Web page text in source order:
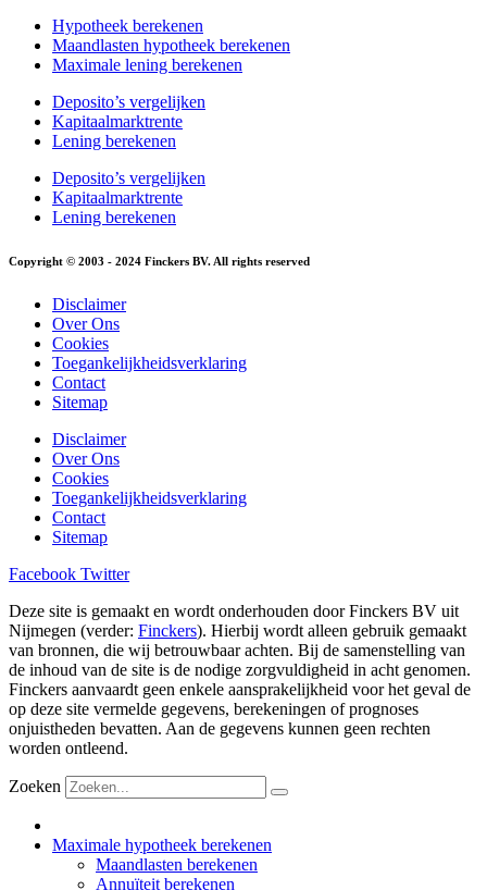
Hypotheek berekenen
Maandlasten hypotheek berekenen
Maximale lening berekenen
Deposito’s vergelijken
Kapitaalmarktrente
Lening berekenen
Deposito’s vergelijken
Kapitaalmarktrente
Lening berekenen
Copyright © 2003 - 2024 Finckers BV. All rights reserved
Disclaimer
Over Ons
Cookies
Toegankelijkheidsverklaring
Contact
Sitemap
Disclaimer
Over Ons
Cookies
Toegankelijkheidsverklaring
Contact
Sitemap
Facebook Twitter
Deze site is gemaakt en wordt onderhouden door Finckers BV uit
Nijmegen (verder: Finckers). Hierbij wordt alleen gebruik gemaakt
van bronnen, die wij betrouwbaar achten. Bij de samenstelling van
de inhoud van de site is de nodige zorgvuldigheid in acht genomen.
Finckers aanvaardt geen enkele aansprakelijkheid voor het geval de
op deze site vermelde gegevens, berekeningen of prognoses
onjuistheden bevatten. Aan de gegevens kunnen geen rechten
worden ontleend.
Zoeken
Maximale hypotheek berekenen
Maandlasten berekenen
Annuïteit berekenen